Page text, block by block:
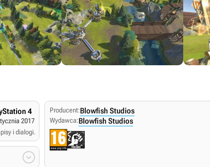
4
2017
i dialogi.

Producent:Blowfish Studios
Wydawca:Blowfish Studios